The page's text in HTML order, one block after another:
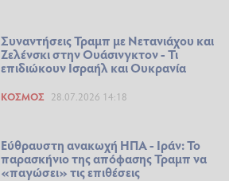
Συναντήσεις Τραμπ με Νετανιάχου και
Ζελένσκι στην Ουάσινγκτον - Τι
επιδιώκουν Ισραήλ και Ουκρανία
ΚΌΣΜΟΣ 28.07.2026 14:18
Εύθραυστη ανακωχή ΗΠΑ - Ιράν: Το
παρασκήνιο της απόφασης Τραμπ να
«παγώσει» τις επιθέσεις